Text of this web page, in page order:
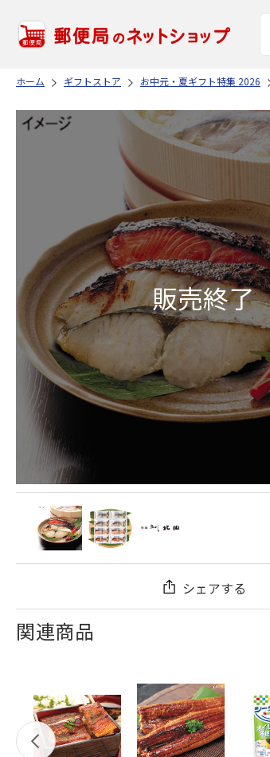
ホーム ギフトストア お中元・夏ギフト特集 2026
シェアする
関連商品